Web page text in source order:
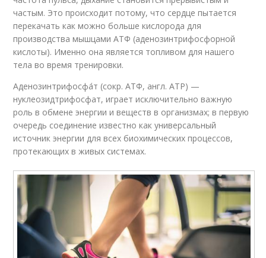
частым. Это происходит потому, что сердце пытается
перекачать как можно больше кислорода для
производства мышцами АТФ (аденозинтрифосфорной
кислоты). Именно она является топливом для нашего
тела во время тренировки.
Аденозинтрифосфа́т (сокр. АТФ, англ. АТР) —
нуклеозидтрифосфат, играет исключительно важную
роль в обмене энергии и веществ в организмах; в первую
очередь соединение известно как универсальный
источник энергии для всех биохимических процессов,
протекающих в живых системах.